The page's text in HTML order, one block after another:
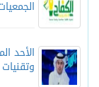
الأحد